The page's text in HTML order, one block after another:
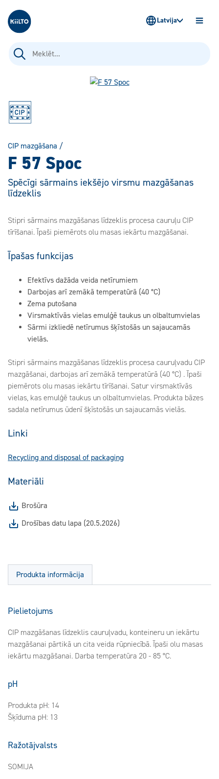
Kiilto Latvija
Meklēt:
Latvija
CIP mazgāšana /
F 57 Spoc
Spēcīgi sārmains iekšējo virsmu mazgāšanas
līdzeklis
Stipri sārmains mazgāšanas līdzeklis procesa cauruļu CIP
tīrīšanai. Īpaši piemērots olu masas iekārtu mazgāšanai.
Īpašas funkcijas
Efektīvs dažāda veida netīrumiem
Darbojas arī zemākā temperatūrā (40 °C)
Zema putošana
Virsmaktīvās vielas emulģē taukus un olbaltumvielas
Sārmi izkliedē netīrumus šķīstošās un sajaucamās
vielās.
Stipri sārmains mazgāšanas līdzeklis procesa cauruļvadu CIP
mazgāšanai, darbojas arī zemākā temperatūrā (40 °C) . Īpaši
piemērots olu masas iekārtu tīrīšanai. Satur virsmaktīvās
vielas, kas emulģē taukus un olbaltumvielas. Produkta bāzes
sadala netīrumus ūdenī šķīstošās un sajaucamās vielās.
Linki
Recycling and disposal of packaging
Materiāli
Brošūra
Drošības datu lapa (20.5.2026)
Produkta informācija
Pielietojums
CIP mazgāšanas līdzeklis cauruļvadu, konteineru un iekārtu
mazgāšanai pārtikā un cita veida rūpniecībā. Īpaši olu masas
iekārtu mazgāšanai. Darba temperatūra 20 - 85 °C.
pH
Produkta pH: 14
Šķīduma pH: 13
Ražotājvalsts
SOMIJA